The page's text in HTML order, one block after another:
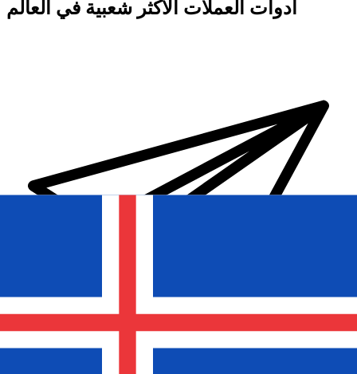
أدوات العملات الأكثر شعبية في العالم